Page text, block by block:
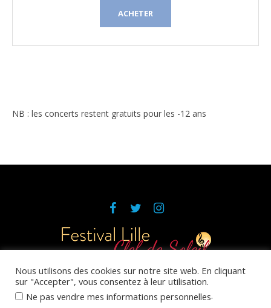
ACHETER
NB : les concerts restent gratuits pour les -12 ans
Réalisation et maintenance du siteEmilia Webdesign
Nous utilisons des cookies sur notre site web. En cliquant
sur "Accepter", vous consentez à leur utilisation.
Ne pas vendre mes informations personnelles.